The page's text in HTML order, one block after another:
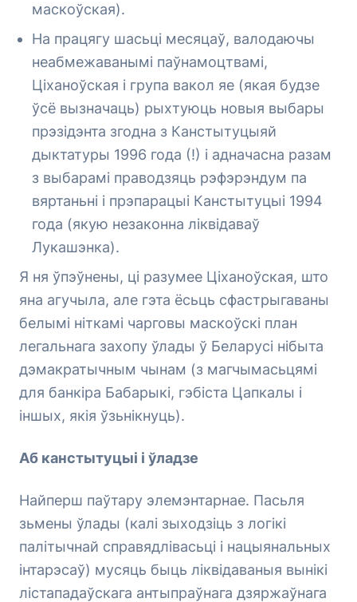
маскоўская).
На працягу шасьці месяцаў, валодаючы
неабмежаванымі паўнамоцтвамі,
Ціханоўская і група вакол яе (якая будзе
ўсё вызначаць) рыхтуюць новыя выбары
прэзідэнта згодна з Канстытуцыяй
дыктатуры 1996 года (!) і адначасна разам
з выбарамі праводзяць рэфэрэндум па
вяртаньні і прэпарацыі Канстытуцыі 1994
года (якую незаконна ліквідаваў
Лукашэнка).
Я ня ўпэўнены, ці разумее Ціханоўская, што
яна агучыла, але гэта ёсьць сфастрыгаваны
белымі ніткамі чарговы маскоўскі план
легальнага захопу ўлады ў Беларусі нібыта
дэмакратычным чынам (з магчымасьцямі
для банкіра Бабарыкі, гэбіста Цапкалы і
іншых, якія ўзьнікнуць).
Аб канстытуцыі і ўладзе
Найперш паўтару элемэнтарнае. Пасьля
зьмены ўлады (калі зыходзіць з логікі
палітычнай справядлівасьці і нацыянальных
інтарэсаў) мусяць быць ліквідаваныя вынікі
лістападаўскага антыпраўнага дзяржаўнага